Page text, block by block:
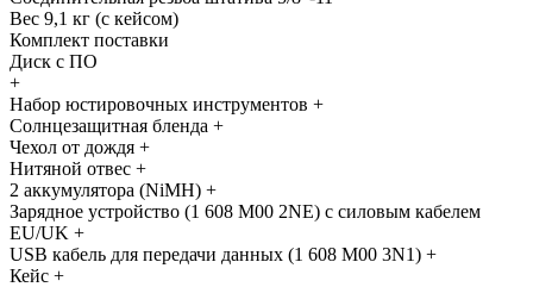
Вес 9,1 кг (с кейсом)
Комплект поставки
Диск с ПО
+
Набор юстировочных инструментов +
Солнцезащитная бленда +
Чехол от дождя +
Нитяной отвес +
2 аккумулятора (NiMH) +
Зарядное устройство (1 608 M00 2NE) с силовым кабелем
EU/UK +
USB кабель для передачи данных (1 608 M00 3N1) +
Кейс +